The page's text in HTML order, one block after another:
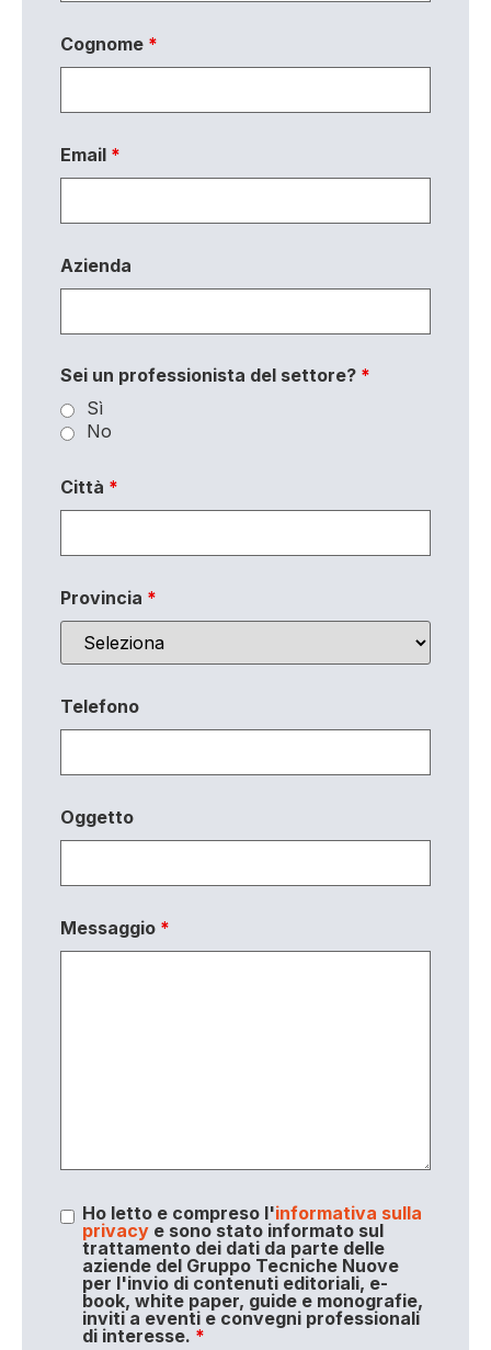
Cognome *
Email *
Azienda
Sei un professionista del settore? *
Sì
No
Città *
Provincia *
Telefono
Oggetto
Messaggio *
Ho letto e compreso l'informativa sulla
privacye sono stato informato sul
trattamento dei dati da parte delle
aziende del Gruppo Tecniche Nuove
per l'invio di contenuti editoriali, e-
book, white paper, guide e monografie,
inviti a eventi e convegni professionali
di interesse. *